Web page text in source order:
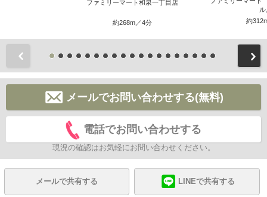
ファミリーマート和泉一丁目店
約268m／4分
ル
約
メールでお問い合わせする(無料)
電話でお問い合わせする
現況の確認はお気軽にお問い合わせください。
メールで共有する LINEで共有する